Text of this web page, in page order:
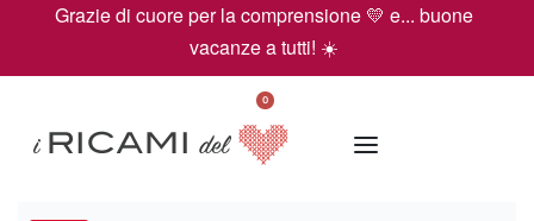
Grazie di cuore per la comprensione 💛 e... buone
vacanze a tutti! ☀️
0